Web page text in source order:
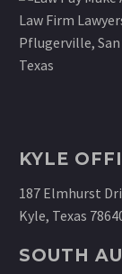
KYLE
187 Elmhurst
Kyle, Texas
SOUTH